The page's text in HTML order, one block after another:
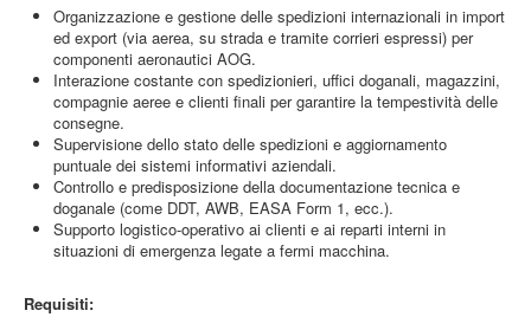
Organizzazione e gestione delle spedizioni internazionali in import
ed export (via aerea, su strada e tramite corrieri espressi) per
componenti aeronautici AOG.
Interazione costante con spedizionieri, uffici doganali, magazzini,
compagnie aeree e clienti finali per garantire la tempestività delle
consegne.
Supervisione dello stato delle spedizioni e aggiornamento
puntuale dei sistemi informativi aziendali.
Controllo e predisposizione della documentazione tecnica e
doganale (come DDT, AWB, EASA Form 1, ecc.).
Supporto logistico-operativo ai clienti e ai reparti interni in
situazioni di emergenza legate a fermi macchina.
Requisiti: